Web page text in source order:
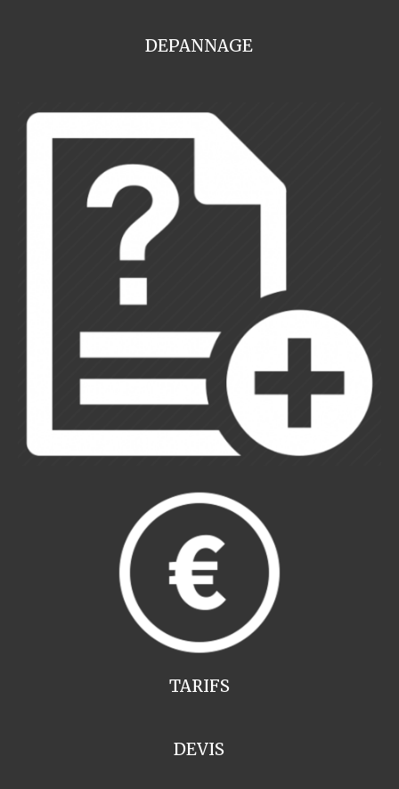
DEPANNAGE
TARIFS
DEVIS